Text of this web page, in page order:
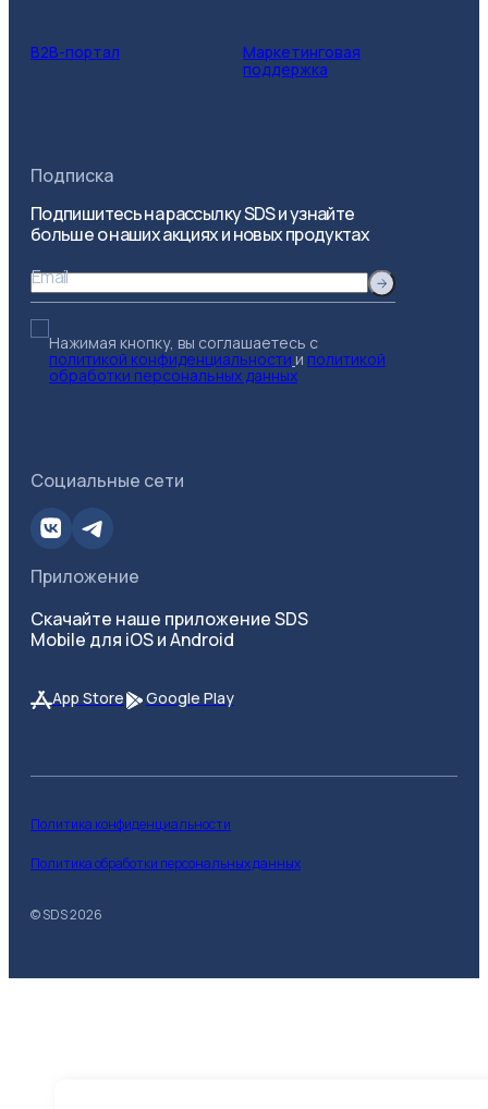
B2B-портал
Маркетинговая
поддержка
Подписка
Подпишитесь на рассылку SDS и узнайте
больше о наших акциях и новых продуктах
Email
Нажимая кнопку, вы соглашаетесь с
политикой конфиденциальности и политикой
обработки персональных данных
Социальные сети
Приложение
Скачайте наше приложение SDS
Mobile для iOS и Android
App Store Google Play
© SDS2026
Политика конфиденциальности
Политика обработки персональных данных